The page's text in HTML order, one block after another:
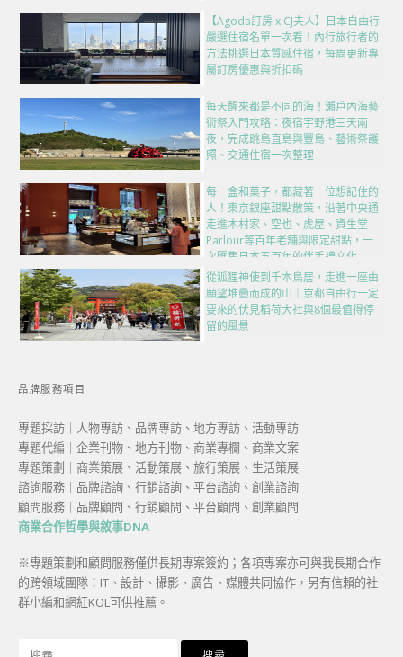
【Agoda訂房 x CJ夫人】日本自由行
嚴選住宿名單一次看！內行旅行者的
方法挑選日本質感住宿，每周更新專
屬訂房優惠與折扣碼
每天醒來都是不同的海！瀨戶內海藝
術祭入門攻略：夜宿宇野港三天兩
夜，完成跳島直島與豐島、藝術祭護
照、交通住宿一次整理
每一盒和菓子，都藏著一位想記住的
人！東京銀座甜點散策，沿著中央通
走進木村家、空也、虎屋、資生堂
Parlour等百年老舖與限定甜點，一
次匯集日本五百年的伴手禮文化
從狐狸神使到千本鳥居，走進一座由
願望堆疊而成的山｜京都自由行一定
要來的伏見稻荷大社與8個最值得停
留的風景
品牌服務項目
專題採訪｜人物專訪、品牌專訪、地方專訪、活動專訪
專題代編｜企業刊物、地方刊物、商業專欄、商業文案
專題策劃｜商業策展、活動策展、旅行策展、生活策展
諮詢服務｜品牌諮詢、行銷諮詢、平台諮詢、創業諮詢
顧問服務｜品牌顧問、行銷顧問、平台顧問、創業顧問
商業合作哲學與敘事DNA
※專題策劃和顧問服務僅供長期專案簽約；各項專案亦可與我長期合作
的跨領域團隊：IT、設計、攝影、廣告、媒體共同協作，另有信賴的社
群小編和網紅KOL可供推薦。